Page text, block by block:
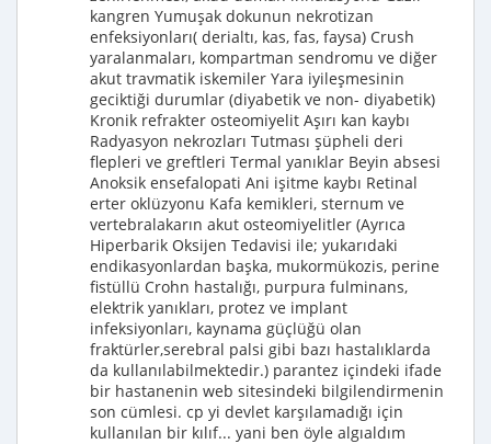
kangren Yumuşak dokunun nekrotizan
enfeksiyonları( derialtı, kas, fas, faysa) Crush
yaralanmaları, kompartman sendromu ve diğer
akut travmatik iskemiler Yara iyileşmesinin
geciktiği durumlar (diyabetik ve non- diyabetik)
Kronik refrakter osteomiyelit Aşırı kan kaybı
Radyasyon nekrozları Tutması şüpheli deri
flepleri ve greftleri Termal yanıklar Beyin absesi
Anoksik ensefalopati Ani işitme kaybı Retinal
erter oklüzyonu Kafa kemikleri, sternum ve
vertebralakarın akut osteomiyelitler (Ayrıca
Hiperbarik Oksijen Tedavisi ile; yukarıdaki
endikasyonlardan başka, mukormükozis, perine
fistüllü Crohn hastalığı, purpura fulminans,
elektrik yanıkları, protez ve implant
infeksiyonları, kaynama güçlüğü olan
fraktürler,serebral palsi gibi bazı hastalıklarda
da kullanılabilmektedir.) parantez içindeki ifade
bir hastanenin web sitesindeki bilgilendirmenin
son cümlesi. cp yi devlet karşılamadığı için
kullanılan bir kılıf... yani ben öyle algıaldım